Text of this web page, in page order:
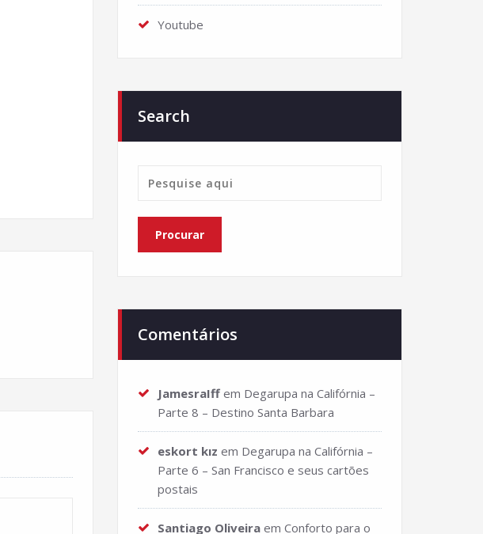
Youtube
Search
Comentários
JamesraIff em Degarupa na Califórnia –
Parte 8 – Destino Santa Barbara
eskort kız em Degarupa na Califórnia –
Parte 6 – San Francisco e seus cartões
postais
Santiago Oliveira em Conforto para o